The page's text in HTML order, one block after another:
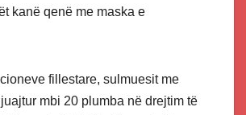
kanë qenë me maska e
fillestare, sulmuesit me
mbi 20 plumba në drejtim të